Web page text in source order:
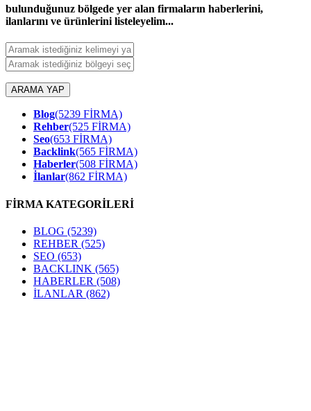
bulunduğunuz bölgede yer alan firmaların haberlerini,
ilanlarını ve ürünlerini listeleyelim...
ARAMA YAP
Blog(5239 FİRMA)
Rehber(525 FİRMA)
Seo(653 FİRMA)
Backlink(565 FİRMA)
Haberler(508 FİRMA)
İlanlar(862 FİRMA)
FİRMA KATEGORİLERİ
BLOG (5239)
REHBER (525)
SEO (653)
BACKLINK (565)
HABERLER (508)
İLANLAR (862)